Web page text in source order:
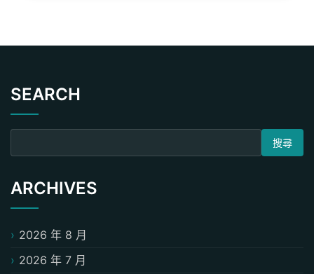
SEARCH
搜尋關鍵字:
ARCHIVES
2026 年 8 月
2026 年 7 月